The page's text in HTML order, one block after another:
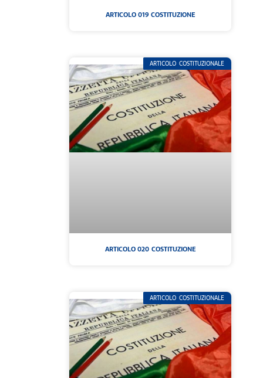
ARTICOLO 019 COSTITUZIONE
ARTICOLO COSTITUZIONALE
ARTICOLO 020 COSTITUZIONE
ARTICOLO COSTITUZIONALE